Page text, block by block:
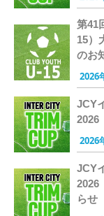
第41
15）
のお
2026
JCY
2026
2026
JCY
2026
らせ